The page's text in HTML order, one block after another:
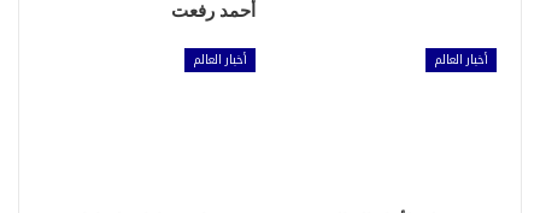
أحمد رفعت
أخبار العالم أخبار العالم